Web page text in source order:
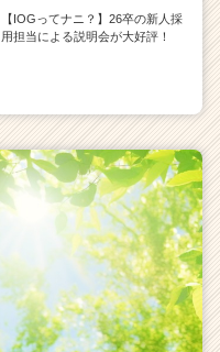
【IOGってナニ？】26卒の新人採
用担当による説明会が大好評！